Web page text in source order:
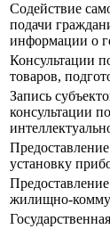
Содействие
подачи
информации о
Консультации
товаров,
Запись
консультации
установку
жилищно-